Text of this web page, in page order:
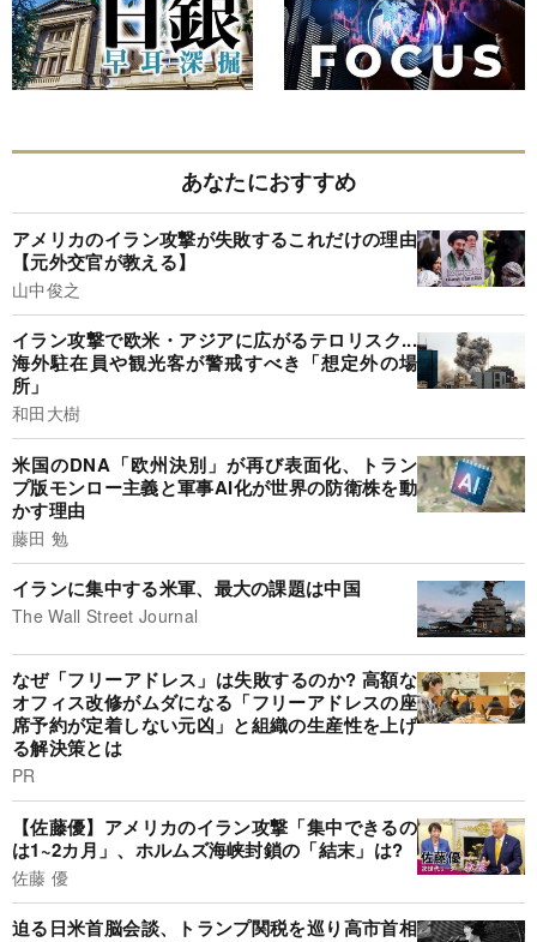
あなたにおすすめ
アメリカのイラン攻撃が失敗するこれだけの理由
【元外交官が教える】
山中俊之
イラン攻撃で欧米・アジアに広がるテロリスク...
海外駐在員や観光客が警戒すべき「想定外の場
所」
和田大樹
米国のDNA「欧州決別」が再び表面化、トラン
プ版モンロー主義と軍事AI化が世界の防衛株を動
かす理由
藤田 勉
イランに集中する米軍、最大の課題は中国
The Wall Street Journal
なぜ「フリーアドレス」は失敗するのか? 高額な
オフィス改修がムダになる「フリーアドレスの座
席予約が定着しない元凶」と組織の生産性を上げ
る解決策とは
PR
【佐藤優】アメリカのイラン攻撃「集中できるの
は1~2カ月」、ホルムズ海峡封鎖の「結末」は?
佐藤 優
迫る日米首脳会談、トランプ関税を巡り高市首相